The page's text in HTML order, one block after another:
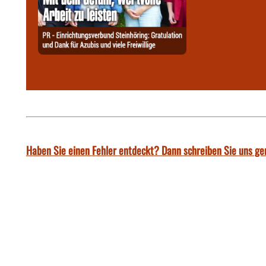
Haben Sie einen Fehler entdeckt? Dann schreiben Sie uns